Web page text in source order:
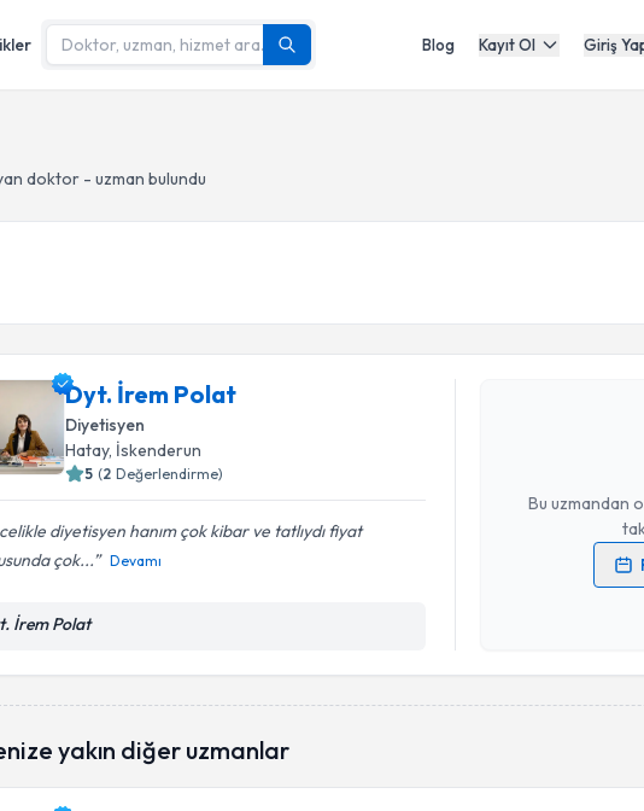
Blog Kayıt Ol Giriş
doktor - uzman bulundu
Dyt. İrem Polat
Diyetisyen
Hatay, İskenderun
5 (2 Değerlendirme)
diyetisyen hanım çok kibar ve tatlıydı fiyat
çok...
Devamı
İrem Polat
Bu uzmandan
Kişisel verilerimin
yakın diğer uzmanlar